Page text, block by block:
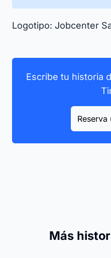
Logotipo: Jobcenter
Escribe tu historia
Reserva
Más